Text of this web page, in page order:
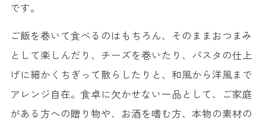
です。
ご飯を巻いて食べるのはもちろん、そのままおつまみ
として楽しんだり、チーズを巻いたり、パスタの仕上
げに細かくちぎって散らしたりと、和風から洋風まで
アレンジ自在。食卓に欠かせない一品として、ご家庭
がある方への贈り物や、お酒を嗜む方、本物の素材の